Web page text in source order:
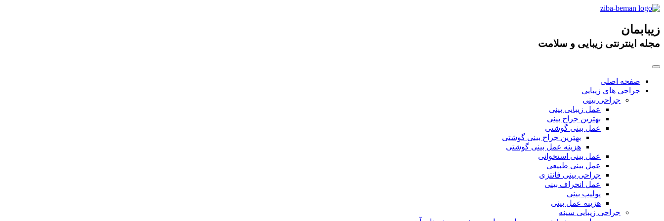
زیبابمان
مجله اینترنتی زیبایی و سلامت
صفحه اصلی
جراحی های زیبایی
جراحی بینی
عمل زیبایی بینی
بهترین جراح بینی
عمل بینی گوشتی
بهترین جراح بینی گوشتی
هزینه عمل بینی گوشتی
عمل بینی استخوانی
عمل بینی طبیعی
جراحی بینی فانتزی
عمل انحراف بینی
پولیپ بینی
هزینه عمل بینی
جراحی زیبایی سینه